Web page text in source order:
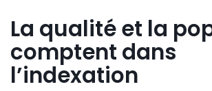
La qualité et la
comptent dans
l’indexation